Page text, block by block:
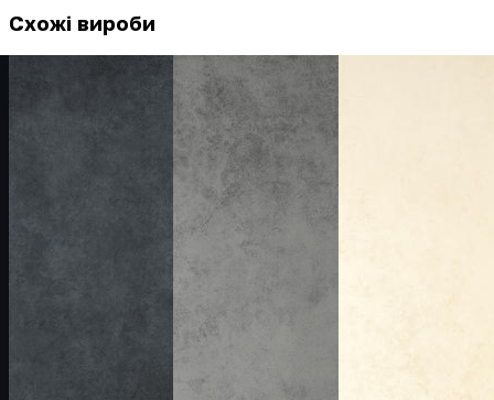
Схожі вироби